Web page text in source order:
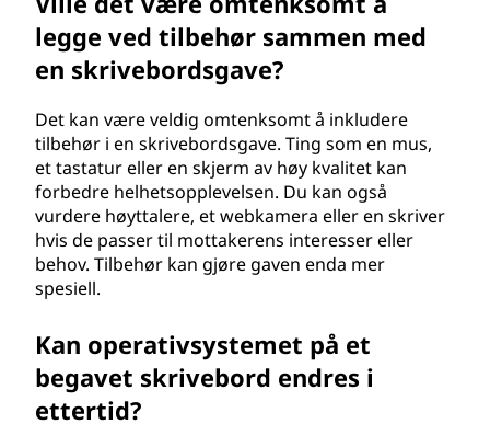
legge ved tilbehør sammen med
en skrivebordsgave?
Det kan være veldig omtenksomt å inkludere
tilbehør i en skrivebordsgave. Ting som en mus,
et tastatur eller en skjerm av høy kvalitet kan
forbedre helhetsopplevelsen. Du kan også
vurdere høyttalere, et webkamera eller en skriver
hvis de passer til mottakerens interesser eller
behov. Tilbehør kan gjøre gaven enda mer
spesiell.
Kan operativsystemet på et
begavet skrivebord endres i
ettertid?